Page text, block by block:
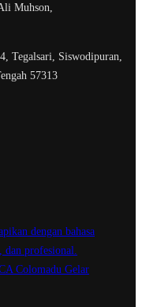
Muhson,
Tegalsari, Siswodipuran,
57313
dengan bahasa
profesional.
Colomadu Gelar